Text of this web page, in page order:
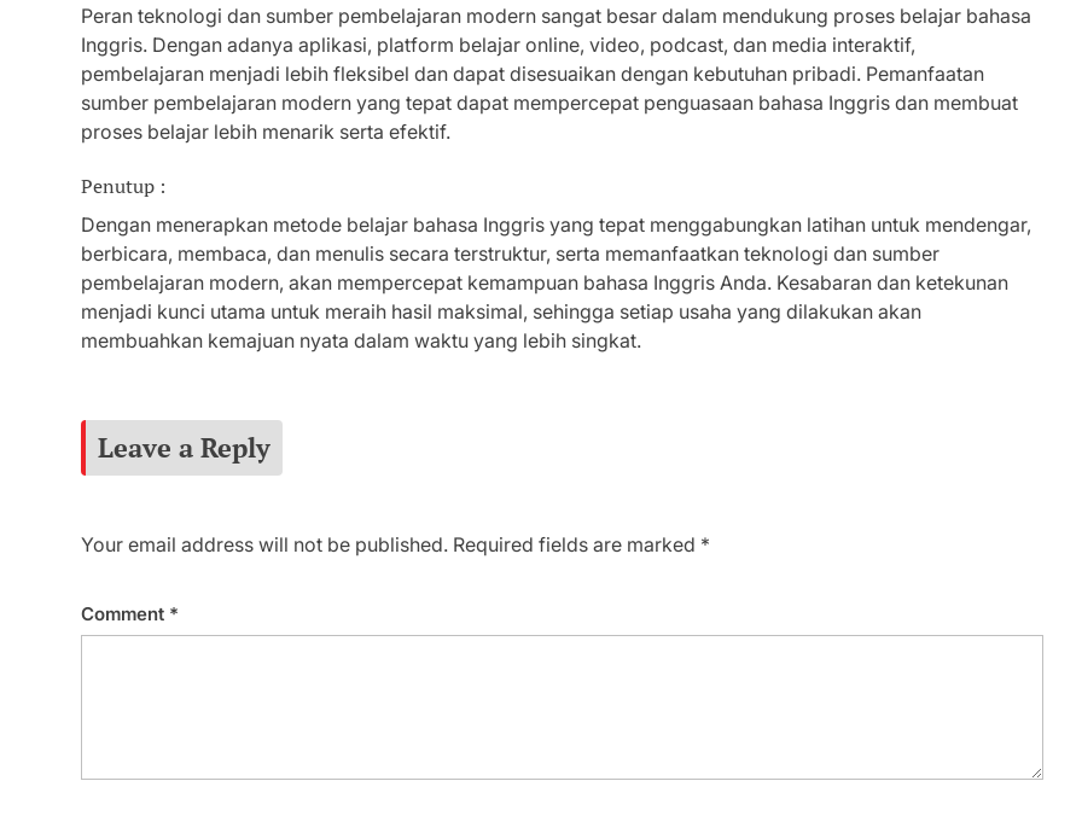
Peran teknologi dan sumber pembelajaran modern sangat besar dalam mendukung proses belajar bahasa
Inggris. Dengan adanya aplikasi, platform belajar online, video, podcast, dan media interaktif,
pembelajaran menjadi lebih fleksibel dan dapat disesuaikan dengan kebutuhan pribadi. Pemanfaatan
sumber pembelajaran modern yang tepat dapat mempercepat penguasaan bahasa Inggris dan membuat
proses belajar lebih menarik serta efektif.
Penutup :
Dengan menerapkan metode belajar bahasa Inggris yang tepat menggabungkan latihan untuk mendengar,
berbicara, membaca, dan menulis secara terstruktur, serta memanfaatkan teknologi dan sumber
pembelajaran modern, akan mempercepat kemampuan bahasa Inggris Anda. Kesabaran dan ketekunan
menjadi kunci utama untuk meraih hasil maksimal, sehingga setiap usaha yang dilakukan akan
membuahkan kemajuan nyata dalam waktu yang lebih singkat.
Leave a Reply
Your email address will not be published. Required fields are marked *
Comment *